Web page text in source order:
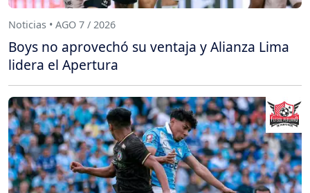
Noticias • AGO 7 / 2026
Boys no aprovechó su ventaja y Alianza Lima
lidera el Apertura